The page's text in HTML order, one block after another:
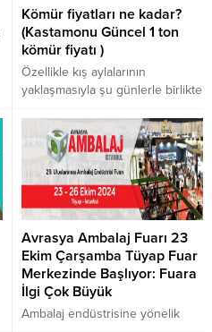
yetersiz kaldığını düşünürsek
BES, mutlaka araştırılması
gereken bir sistemdir. BES
sistemiyle her ay düzenli...
Kömür fiyatları ne kadar?
(Kastamonu Güncel 1 ton
kömür fiyatı )
Özellikle kış aylalarının
yaklaşmasıyla şu günlerle birlikte
kullanılan kömür miktarları kat be
kat artarken, zamlar A’dan Z’ye
yağmur gibi yağarken, kömür
fiyatları da artmaya ve doğal
olarak araştırılmaya devam
ediyor.
Avrasya Ambalaj Fuarı 23
Ekim Çarşamba Tüyap Fuar
Merkezinde Başlıyor: Fuara
İlgi Çok Büyük
Ambalaj endüstrisine yönelik